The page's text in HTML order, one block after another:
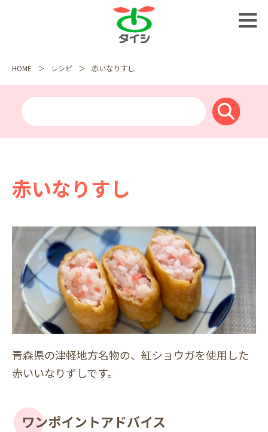
HOME レシピ 赤いなりすし
赤いなりすし
青森県の津軽地方名物の、紅ショウガを使用した
赤いいなりずしです。
ワンポイントアドバイス